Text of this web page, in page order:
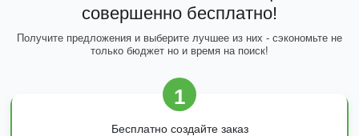
совершенно бесплатно!
Получите предложения и выберите лучшее из них - сэкономьте не
только бюджет но и время на поиск!
1
Бесплатно создайте заказ